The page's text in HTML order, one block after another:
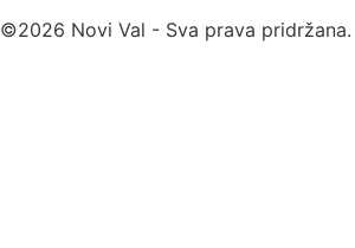
©2026 Novi Val - Sva prava pridržana.